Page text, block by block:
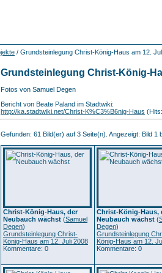
/ Grundsteinlegung Christ-König-Haus am 12.
Grundsteinlegung Christ-König-
Fotos von Samuel Degen
Bericht von Beate Paland im Stadtwiki:
http://ka.stadtwiki.net/Christ-K%C3%B6nig-Haus
Gefunden: 61 Bild(er) auf 3 Seite(n). Angezeigt: Bild 1
Christ-König-Haus, der
Neubauch wächst (Samuel
Degen)
Grundsteinlegung Christ-
König-Haus am 12. Juli 2008
Kommentare: 0
Christ-König-Haus,
Neubauch wächst (
Degen)
Grundsteinlegung
König-Haus am 12.
Kommentare: 0